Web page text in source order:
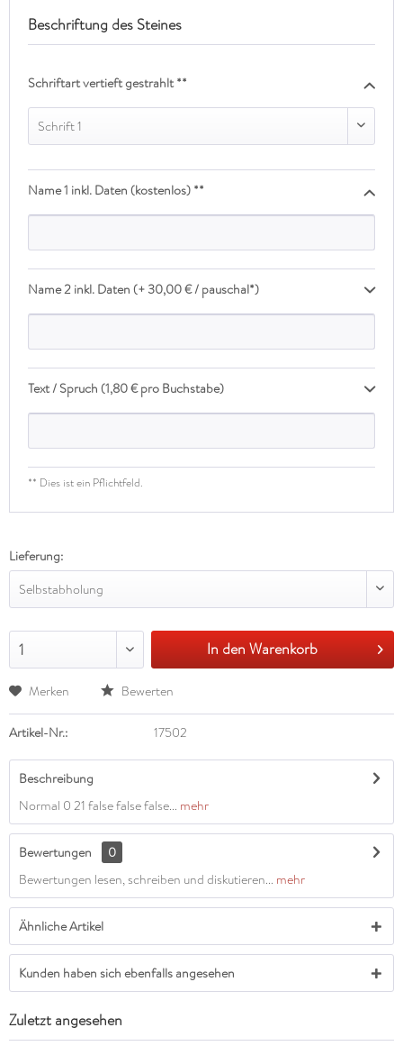
Beschriftung des Steines
Schriftart vertieft gestrahlt **
Schrift 1
Name 1 inkl. Daten (kostenlos) **
Name 2 inkl. Daten (+ 30,00 € / pauschal*)
Text / Spruch (1,80 € pro Buchstabe)
** Dies ist ein Pflichtfeld.
Lieferung:
Selbstabholung
1 In den Warenkorb
Merken Bewerten
Artikel-Nr.: 17502
Beschreibung
Normal 0 21 false false false... mehr
Bewertungen
0
Bewertungen lesen, schreiben und diskutieren... mehr
Ähnliche Artikel
Kunden haben sich ebenfalls angesehen
Zuletzt angesehen